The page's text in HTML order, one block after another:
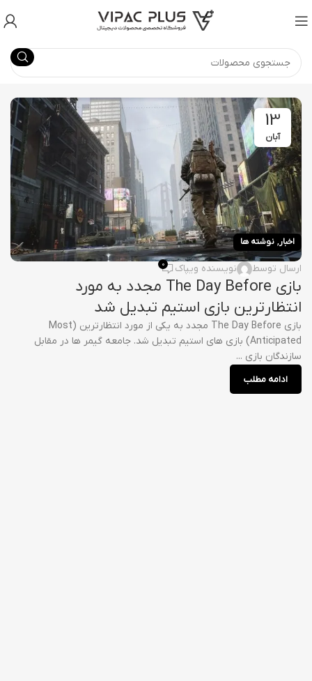
13
آبان
اخبار, نوشته ها
ارسال توسط نویسنده ویپاک 0
بازی The Day Before مجدد به مورد
انتظارترین بازی استیم تبدیل شد
بازی The Day Before مجدد به یکی از مورد انتظارترین (Most
Anticipated) بازی های استیم تبدیل شد. جامعه گیمر ها در مقابل
سازندگان بازی ...
ادامه مطلب